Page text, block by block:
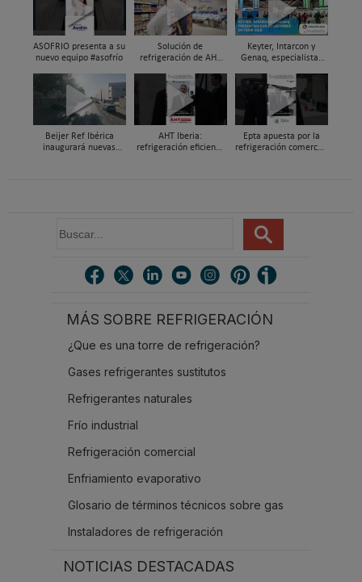
ASOFRIO presenta a su
nuevo equipo #asofrío
Solución de
refrigeración de AHT
para un súper de
proximidad en Xixona
Keyter, Intarcon y
Genaq, especialistas
de alta eficiencia en
Feria C&R 2025
Beijer Ref Ibérica
inaugurará nuevas
AHT Iberia:
refrigeración eficiente
Epta apuesta por la
refrigeración comercial
u
MÁS SOBRE REFRIGERACIÓN
¿Que es una torre de refrigeración?
Gases refrigerantes sustitutos
Refrigerantes naturales
Frío industrial
Refrigeración comercial
Enfriamiento evaporativo
Glosario de términos técnicos sobre gas
Instaladores de refrigeración
NOTICIAS DESTACADAS